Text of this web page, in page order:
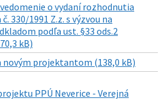
o vydaní rozhodnutia
330/1991 Z.z. s výzvou na
podľa ust. §33 ods.2
kB)
projektantom (138,0 kB)
PPÚ Neverice - Verejná